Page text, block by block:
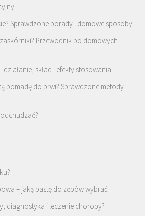
Sprawdzone porady i domowe sposoby
Przewodnik po domowych
działanie, skład i efekty stosowania
pomadę do brwi? Sprawdzone metody i
– jaką pastę do zębów wybrać
diagnostyka i leczenie choroby?